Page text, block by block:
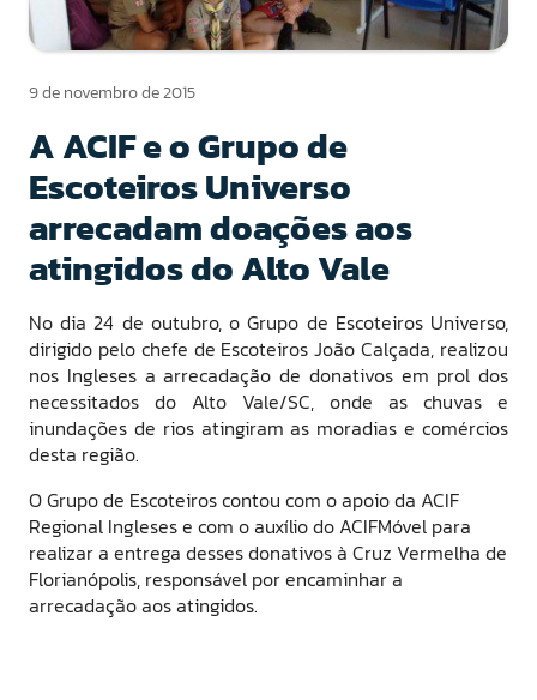
9 de novembro de 2015
A ACIF e o Grupo de
Escoteiros Universo
arrecadam doações aos
atingidos do Alto Vale
No dia 24 de outubro, o Grupo de Escoteiros Universo,
dirigido pelo chefe de Escoteiros João Calçada, realizou
nos Ingleses a arrecadação de donativos em prol dos
necessitados do Alto Vale/SC, onde as chuvas e
inundações de rios atingiram as moradias e comércios
desta região.
O Grupo de Escoteiros contou com o apoio da ACIF
Regional Ingleses e com o auxílio do ACIFMóvel para
realizar a entrega desses donativos à Cruz Vermelha de
Florianópolis, responsável por encaminhar a
arrecadação aos atingidos.